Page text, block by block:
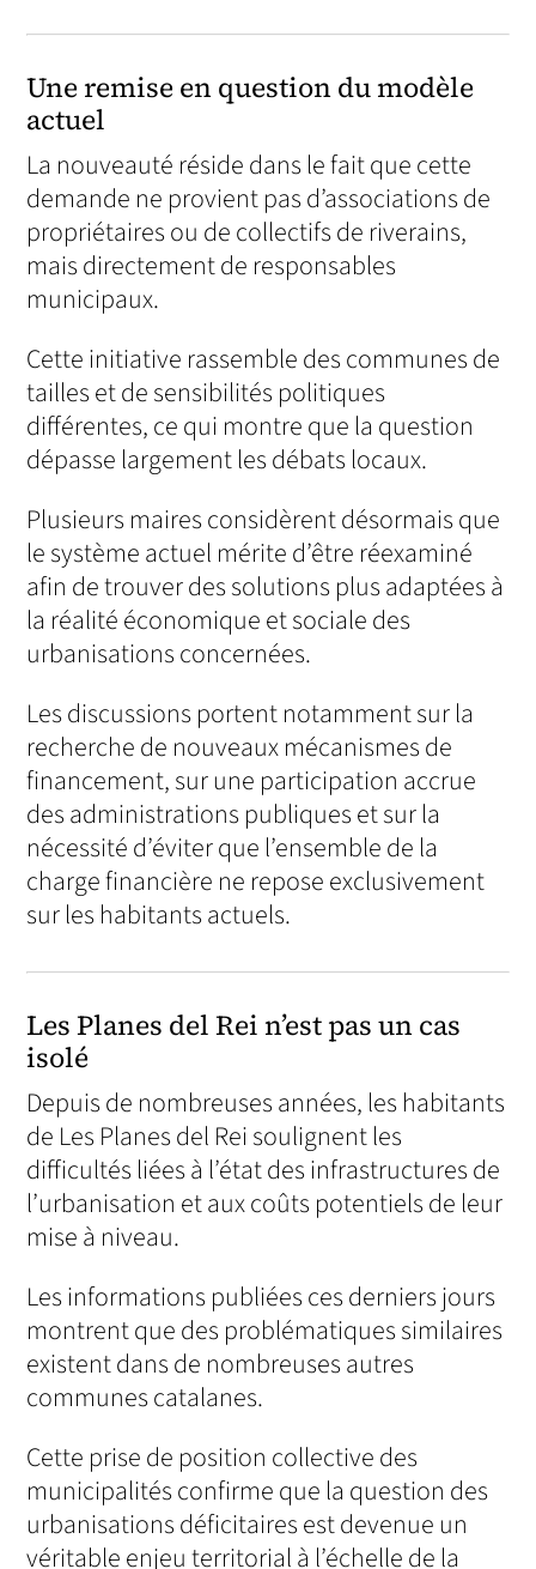
Une remise en question du modèle
actuel
La nouveauté réside dans le fait que cette
demande ne provient pas d’associations de
propriétaires ou de collectifs de riverains,
mais directement de responsables
municipaux.
Cette initiative rassemble des communes de
tailles et de sensibilités politiques
différentes, ce qui montre que la question
dépasse largement les débats locaux.
Plusieurs maires considèrent désormais que
le système actuel mérite d’être réexaminé
afin de trouver des solutions plus adaptées à
la réalité économique et sociale des
urbanisations concernées.
Les discussions portent notamment sur la
recherche de nouveaux mécanismes de
financement, sur une participation accrue
des administrations publiques et sur la
nécessité d’éviter que l’ensemble de la
charge financière ne repose exclusivement
sur les habitants actuels.
Les Planes del Rei n’est pas un cas
isolé
Depuis de nombreuses années, les habitants
de Les Planes del Rei soulignent les
difficultés liées à l’état des infrastructures de
l’urbanisation et aux coûts potentiels de leur
mise à niveau.
Les informations publiées ces derniers jours
montrent que des problématiques similaires
existent dans de nombreuses autres
communes catalanes.
Cette prise de position collective des
municipalités confirme que la question des
urbanisations déficitaires est devenue un
véritable enjeu territorial à l’échelle de la